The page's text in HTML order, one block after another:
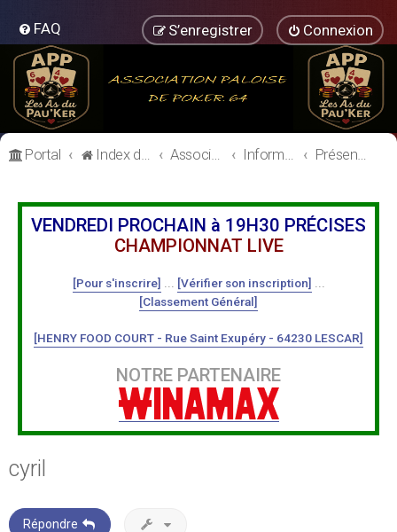
FAQ Connexion
S’enregistrer
Portal Index du forum Association Paloise de Poker Informations Générales Présentation des Membres
VENDREDI PROCHAIN à 19H30 PRÉCISES
CHAMPIONNAT LIVE
[Pour s'inscrire] [Vérifier son inscription]
[Classement Général]
[HENRY FOOD COURT - Rue Saint Exupéry - 64230 LESCAR]
NOTRE PARTENAIRE
cyril
Répondre